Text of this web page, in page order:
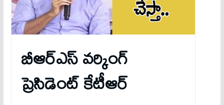
బీఆర్ఎస్ వ‌ర్కింగ్
ప్రెసిడెంట్ కేటీఆర్‌